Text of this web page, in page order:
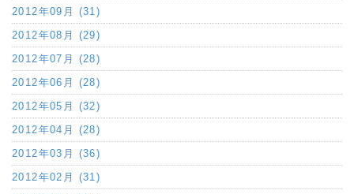
2012年09月 (31)
2012年08月 (29)
2012年07月 (28)
2012年06月 (28)
2012年05月 (32)
2012年04月 (28)
2012年03月 (36)
2012年02月 (31)